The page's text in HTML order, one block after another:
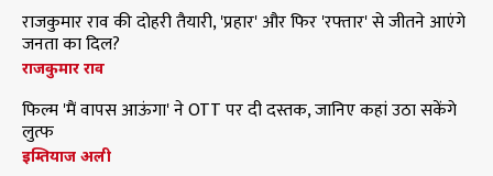
राजकुमार राव की दोहरी तैयारी, 'प्रहार' और फिर 'रफ्तार' से जीतने आएंगे
जनता का दिल?
राजकुमार राव
फिल्म 'मैं वापस आऊंगा' ने OTT पर दी दस्तक, जानिए कहां उठा सकेंगे
लुत्फ
इम्तियाज अली